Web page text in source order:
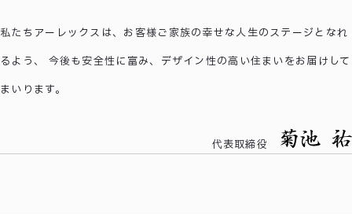
私たちアーレックスは、お客様ご家族の幸せな人生のステージとなれ
るよう、 今後も安全性に富み、デザイン性の高い住まいをお届けして
まいります。
代表取締役